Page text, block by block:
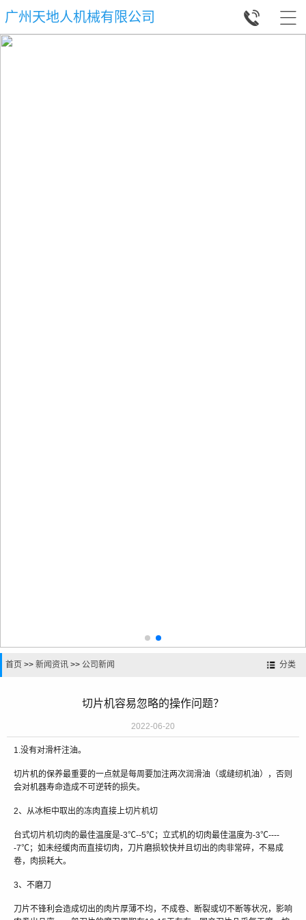
广州天地人机械有限公司 

分类
首页 >> 新闻资讯 >> 公司新闻
切片机容易忽略的操作问题？
2022-06-20
1.没有对滑杆注油。
切片机的保养最重要的一点就是每周要加注两次润滑油（或缝纫机油），否则
会对机器寿命造成不可逆转的损失。
2、从冰柜中取出的冻肉直接上切片机切
台式切片机切肉的最佳温度是-3℃--5℃；立式机的切肉最佳温度为-3℃----
-7℃；如未经缓肉而直接切肉，刀片磨损较快并且切出的肉非常碎，不易成
卷，肉损耗大。
3、不磨刀
刀片不锋利会造成切出的肉片厚薄不均，不成卷、断裂或切不断等状况，影响